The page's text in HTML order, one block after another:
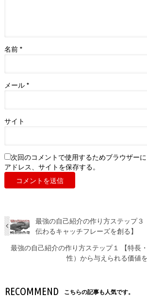
名前 *
メール *
サイト
次回のコメントで使用するためブラウザー
アドレス、サイトを保存する。
最強の自己紹介の作り方ステップ３
伝わるキャッチフレーズを創る】
最強の自己紹介の作り方ステップ１ 【特長
性）から与えられる価値
RECOMMEND こちらの記事も人気です。